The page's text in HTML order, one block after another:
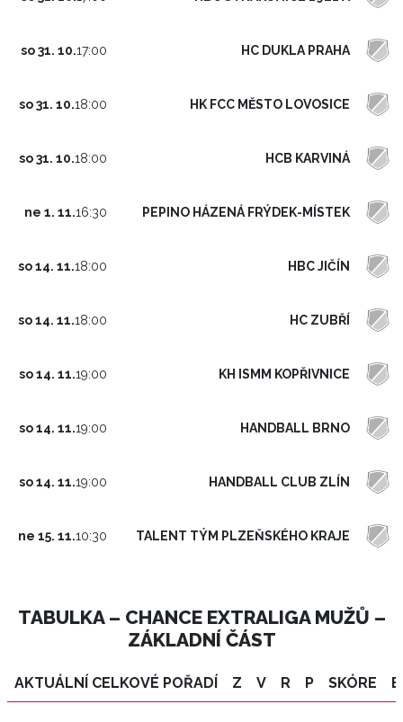
so 31. 10.17:00 HC DUKLA PRAHA
so 31. 10.18:00 HK FCC MĚSTO LOVOSICE
so 31. 10.18:00 HCB KARVINÁ
ne 1. 11.16:30 PEPINO HÁZENÁ FRÝDEK-MÍSTEK
so 14. 11.18:00 HBC JIČÍN
so 14. 11.18:00 HC ZUBŘÍ
so 14. 11.19:00 KH ISMM KOPŘIVNICE
so 14. 11.19:00 HANDBALL BRNO
so 14. 11.19:00 HANDBALL CLUB ZLÍN
ne 15. 11.10:30 TALENT TÝM PLZEŇSKÉHO KRAJE
TABULKA – CHANCE EXTRALIGA MUŽŮ –
ZÁKLADNÍ ČÁST
AKTUÁLNÍ CELKOVÉ POŘADÍ Z V R P SKÓRE B